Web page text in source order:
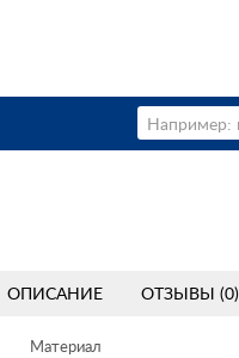
ОПИСАНИЕ ОТЗЫВЫ (0)
Материал